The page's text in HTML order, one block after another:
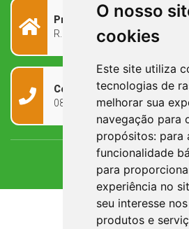
O nosso
cookies
Este site utiliza
tecnologias de
melhorar sua
navegação para
propósitos: para
funcionalidade
para
experiência no
seu interesse
produtos e
Prefeitura Municipal
R. Rivadávia Corrêa, 858 -
Contato
0800 090 2050